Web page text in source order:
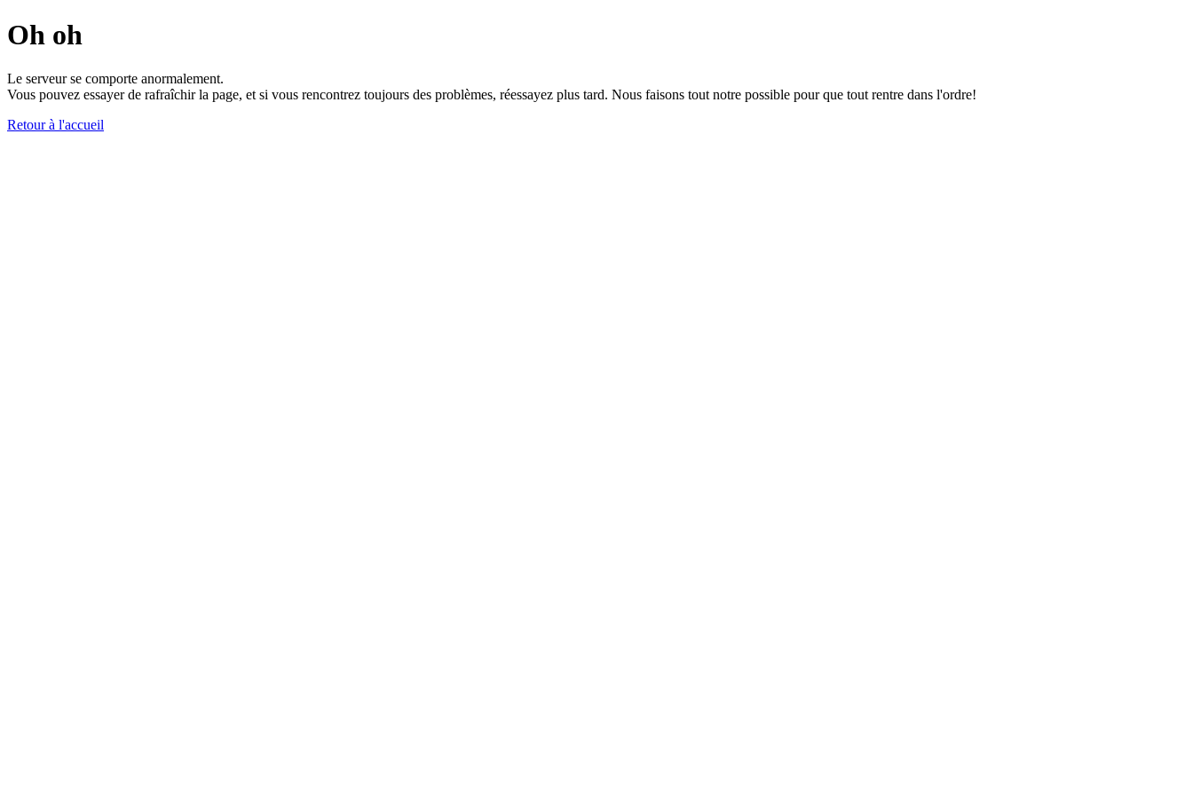
Oh oh
Le serveur se comporte anormalement.
Vous pouvez essayer de rafraîchir la page, et si vous rencontrez toujours des problèmes, réessayez plus tard. Nous faisons tout notre possible pour que tout rentre dans l'ordre!
Retour à l'accueil